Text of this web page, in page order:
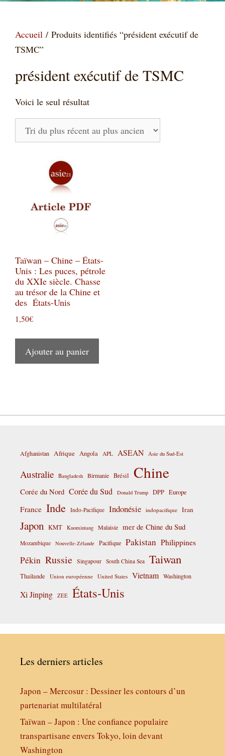
Accueil / Produits identifiés “président exécutif de
TSMC”
président exécutif de TSMC
Voici le seul résultat
Taïwan – Chine – États-
Unis : Les puces, pétrole
du XXIe siècle. Chasse
au trésor de la Chine et
des États-Unis
1,50€
Ajouter au panier
Afghanistan Afrique Angola APL ASEAN Asie du Sud-Est
Australie Bangladesh Birmanie Brésil Chine
Corée du Nord Corée du Sud Donald Trump DPP Europe
France Inde Indo-Pacifique Indonésie indopacifique Iran
Japon KMT Kuomintang Malaisie mer de Chine du Sud
Mozambique Nouvelle-Zélande Pacifique Pakistan Philippines
Pékin Russie Singapour South China Sea Taiwan
Thaïlande Union européenne United States Vietnam Washington
Xi Jinping ZEE États-Unis
Les derniers articles
Japon – Mercosur : Dessiner les contours d’un
partenariat multilatéral
Taïwan – Japon : Une confiance populaire
transpartisane envers Tokyo, loin devant
Washington